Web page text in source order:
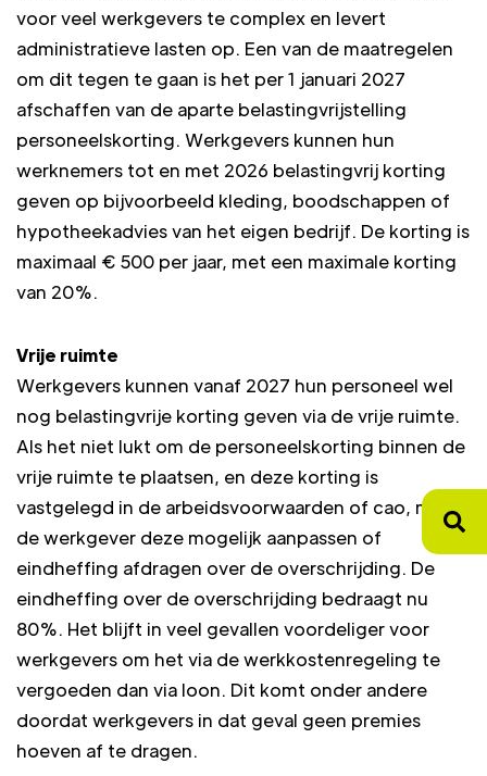
voor veel werkgevers te complex en levert
administratieve lasten op. Een van de maatregelen
om dit tegen te gaan is het per 1 januari 2027
afschaffen van de aparte belastingvrijstelling
personeelskorting. Werkgevers kunnen hun
werknemers tot en met 2026 belastingvrij korting
geven op bijvoorbeeld kleding, boodschappen of
hypotheekadvies van het eigen bedrijf. De korting is
maximaal € 500 per jaar, met een maximale korting
van 20%.
Vrije ruimte
Werkgevers kunnen vanaf 2027 hun personeel wel
nog belastingvrije korting geven via de vrije ruimte.
Als het niet lukt om de personeelskorting binnen de
vrije ruimte te plaatsen, en deze korting is
vastgelegd in de arbeidsvoorwaarden of cao, moet
de werkgever deze mogelijk aanpassen of
eindheffing afdragen over de overschrijding. De
eindheffing over de overschrijding bedraagt nu
80%. Het blijft in veel gevallen voordeliger voor
werkgevers om het via de werkkostenregeling te
vergoeden dan via loon. Dit komt onder andere
doordat werkgevers in dat geval geen premies
hoeven af te dragen.